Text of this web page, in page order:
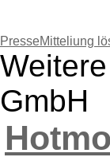
PresseMitteliung
GmbH